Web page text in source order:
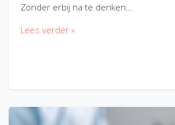
Zonder erbij na te denken…
Lees verder »